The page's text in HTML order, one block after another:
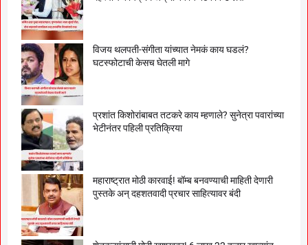
विजय थलपती-संगीता यांच्यात नेमकं काय घडलं?
घटस्फोटाची केसच घेतली मागे
प्रशांत किशोरांबाबत तटकरे काय म्हणाले? सुनेत्रा पवारांच्या
भेटीनंतर पहिली प्रतिक्रिया
महाराष्ट्रात मोठी कारवाई! बॉम्ब बनवण्याची माहिती देणारी
पुस्तके अन् दहशतवादी प्रचार साहित्यावर बंदी